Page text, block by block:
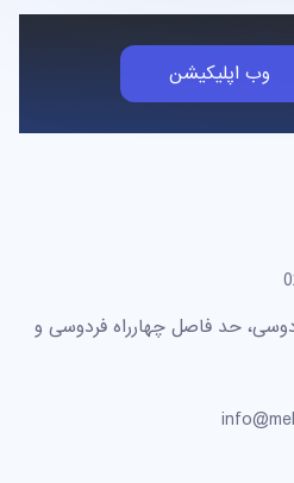
وب اپلیکیشن
حد فاصل چهارراه فردوسی و